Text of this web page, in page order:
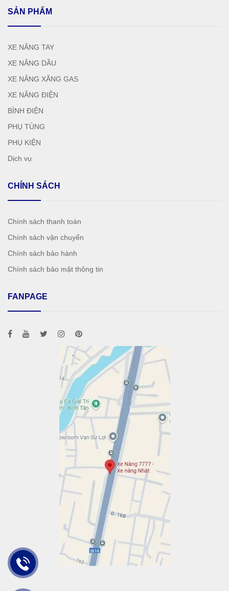
SẢN PHẨM
XE NÂNG TAY
XE NÂNG DẦU
XE NÂNG XĂNG GAS
XE NÂNG ĐIỆN
BÌNH ĐIỆN
PHỤ TÙNG
PHỤ KIỆN
Dịch vụ
CHÍNH SÁCH
Chính sách thanh toán
Chính sách vận chuyển
Chính sách bảo hành
Chính sách bảo mật thông tin
FANPAGE